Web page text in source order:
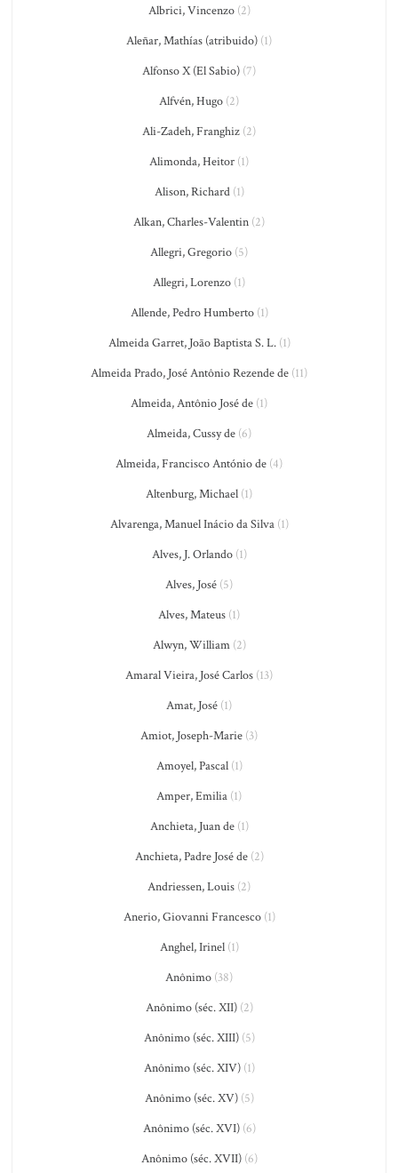
Albrici, Vincenzo(2)
Aleñar, Mathías (atribuido) (1)
Alfonso X (El Sabio) (7)
Alfvén, Hugo (2)
Ali-Zadeh, Franghiz (2)
Alimonda, Heitor (1)
Alison, Richard(1)
Alkan, Charles-Valentin (2)
Allegri, Gregorio (5)
Allegri, Lorenzo (1)
Allende, Pedro Humberto(1)
Almeida Garret, João Baptista S. L.(1)
Almeida Prado, José Antônio Rezende de (11)
Almeida, Antônio José de (1)
Almeida, Cussy de (6)
Almeida, Francisco António de (4)
Altenburg, Michael (1)
Alvarenga, Manuel Inácio da Silva(1)
Alves, J. Orlando(1)
Alves, José (5)
Alves, Mateus (1)
Alwyn, William(2)
Amaral Vieira, José Carlos (13)
Amat, José (1)
Amiot, Joseph-Marie (3)
Amoyel, Pascal(1)
Amper, Emilia (1)
Anchieta, Juan de(1)
Anchieta, Padre José de(2)
Andriessen, Louis (2)
Anerio, Giovanni Francesco(1)
Anghel, Irinel(1)
Anônimo (38)
Anônimo (séc. XII)(2)
Anônimo (séc. XIII)(5)
Anônimo (séc. XIV)(1)
Anônimo (séc. XV)(5)
Anônimo (séc. XVI)(6)
Anônimo (séc. XVII)(6)